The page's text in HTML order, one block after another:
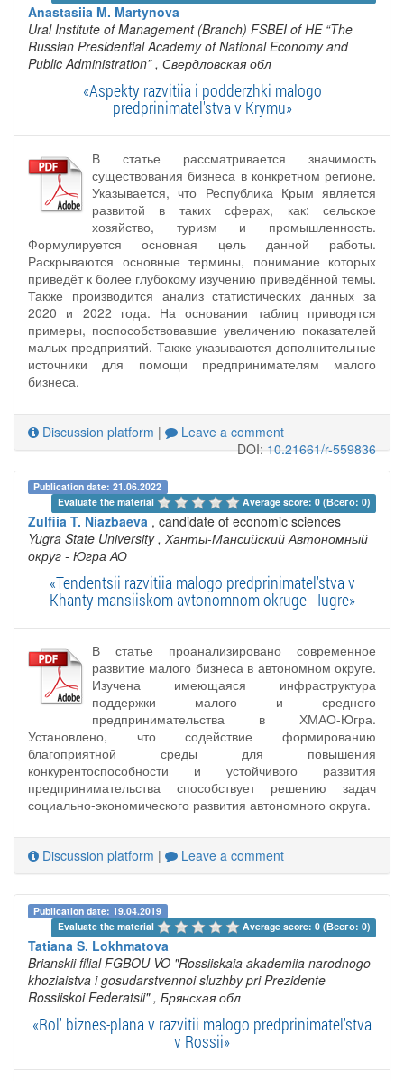
Anastasiia M. Martynova
Ural Institute of Management (Branch) FSBEI of HE “The
Russian Presidential Academy of National Economy and
Public Administration” , Свердловская обл
«Aspekty razvitiia i podderzhki malogo
predprinimatel'stva v Krymu»
В статье рассматривается значимость
существования бизнеса в конкретном регионе.
Указывается, что Республика Крым является
развитой в таких сферах, как: сельское
хозяйство, туризм и промышленность.
Формулируется основная цель данной работы.
Раскрываются основные термины, понимание которых
приведёт к более глубокому изучению приведённой темы.
Также производится анализ статистических данных за
2020 и 2022 года. На основании таблиц приводятся
примеры, поспособствовавшие увеличению показателей
малых предприятий. Также указываются дополнительные
источники для помощи предпринимателям малого
бизнеса.
Discussion platform |
Leave a comment
DOI:10.21661/r-559836
Publication date: 21.06.2022
Evaluate the material
Average score: 0 (Всего: 0)
Zulfiia T. Niazbaeva , candidate of economic sciences
Yugra State University , Ханты-Мансийский Автономный
округ - Югра АО
«Tendentsii razvitiia malogo predprinimatel'stva v
Khanty-mansiiskom avtonomnom okruge - Iugre»
В статье проанализировано современное
развитие малого бизнеса в автономном округе.
Изучена имеющаяся инфраструктура
поддержки малого и среднего
предпринимательства в ХМАО-Югра.
Установлено, что содействие формированию
благоприятной среды для повышения
конкурентоспособности и устойчивого развития
предпринимательства способствует решению задач
социально-экономического развития автономного округа.
Discussion platform | Leave a comment
Publication date: 19.04.2019
Evaluate the material
Average score: 0 (Всего: 0)
Tatiana S. Lokhmatova
Brianskii filial FGBOU VO "Rossiiskaia akademiia narodnogo
khoziaistva i gosudarstvennoi sluzhby pri Prezidente
Rossiiskoi Federatsii" , Брянская обл
«Rol' biznes-plana v razvitii malogo predprinimatel'stva
v Rossii»